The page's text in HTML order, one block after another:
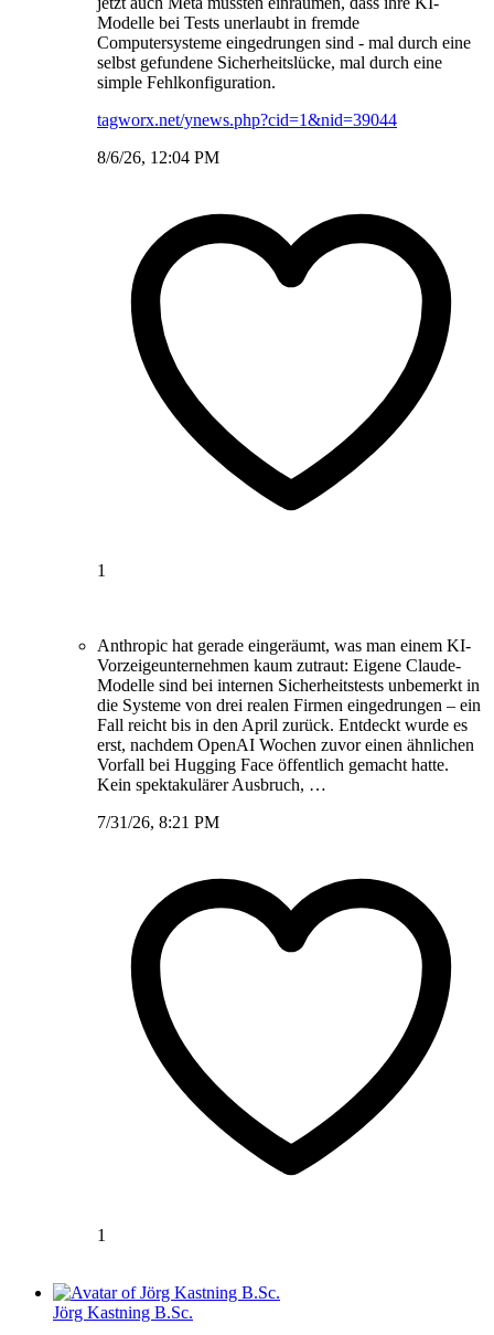
Modelle bei Tests unerlaubt in fremde
Computersysteme eingedrungen sind - mal durch eine
selbst gefundene Sicherheitslücke, mal durch eine
simple Fehlkonfiguration.
tagworx.net/ynews.php?cid=1&nid=39044
8/6/26, 12:04 PM
1
Anthropic hat gerade eingeräumt, was man einem KI-
Vorzeigeunternehmen kaum zutraut: Eigene Claude-
Modelle sind bei internen Sicherheitstests unbemerkt in
die Systeme von drei realen Firmen eingedrungen – ein
Fall reicht bis in den April zurück. Entdeckt wurde es
erst, nachdem OpenAI Wochen zuvor einen ähnlichen
Vorfall bei Hugging Face öffentlich gemacht hatte.
Kein spektakulärer Ausbruch, …
7/31/26, 8:21 PM
1
Jörg Kastning B.Sc.